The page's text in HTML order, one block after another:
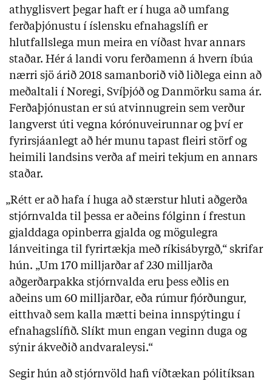
athyglisvert þegar haft er í huga að umfang
ferðaþjónustu í íslensku efnahagslífi er
hlutfallslega mun meira en víðast hvar annars
staðar. Hér á landi voru ferðamenn á hvern íbúa
nærri sjö árið 2018 samanborið við liðlega einn að
meðaltali í Noregi, Svíþjóð og Danmörku sama ár.
Ferðaþjónustan er sú atvinnugrein sem verður
langverst úti vegna kórónuveirunnar og því er
fyrirsjáanlegt að hér munu tapast fleiri störf og
heimili landsins verða af meiri tekjum en annars
staðar.
„Rétt er að hafa í huga að stærstur hluti aðgerða
stjórnvalda til þessa er aðeins fólginn í frestun
gjalddaga opinberra gjalda og mögulegra
lánveitinga til fyrirtækja með ríkisábyrgð,“ skrifar
hún. „Um 170 milljarðar af 230 milljarða
aðgerðarpakka stjórnvalda eru þess eðlis en
aðeins um 60 milljarðar, eða rúmur fjórðungur,
eitthvað sem kalla mætti beina innspýtingu í
efnahagslífið. Slíkt mun engan veginn duga og
sýnir ákveðið andvaraleysi.“
Segir hún að stjórnvöld hafi víðtækan pólitíksan